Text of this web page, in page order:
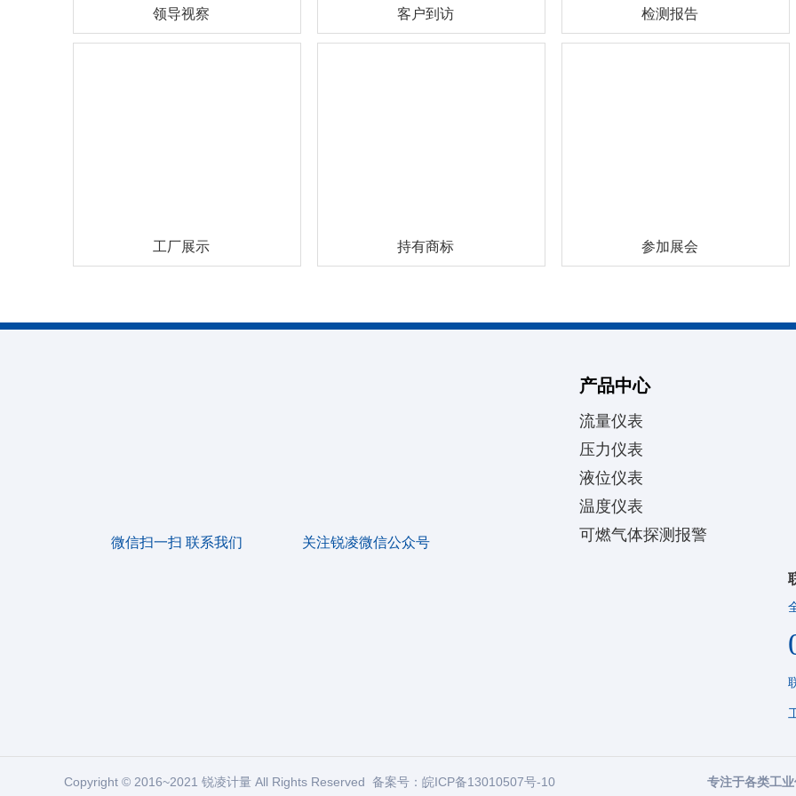
领导视察 客户到访 检测报告
工厂展示 持有商标 参加展会
微信扫一扫 联系我们 关注锐凌微信公众号
产品中心
流量仪表
压力仪表
液位仪表
温度仪表
可燃气体探测报警
Copyright © 2016~2021 锐凌计量 All Rights Reserved 备案号： 皖ICP备13010507号-10 专注于各类工